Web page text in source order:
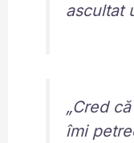
ascultat
„Cred
îmi